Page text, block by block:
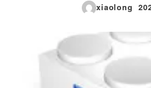
xiaolong
投